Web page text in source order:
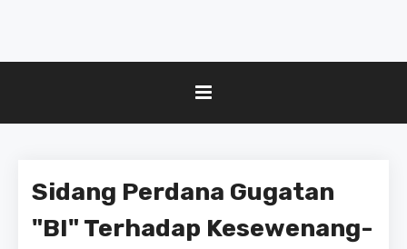
Sidang Perdana Gugatan
"BI" Terhadap Kesewenang-